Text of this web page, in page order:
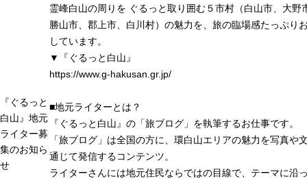
『ぐるっと
白山』地元
ライター募
集のお知ら
せ
霊峰白山の周りを ぐるっと取り囲む５市村（白山市、大野
勝山市、郡上市、白川村）の魅力を、旅の臨場感たっぷり
しています。
▼『ぐるっと白山』
https://www.g-hakusan.gr.jp/
■地元ライターとは？
『ぐるっと白山』の「旅ブログ」を執筆するお仕事です。
「旅ブログ」は全国の方に、環白山エリアの魅力を写真や
通じて発信するコンテンツ。
ライターさんには地元住民ならではの目線で、テーマに沿